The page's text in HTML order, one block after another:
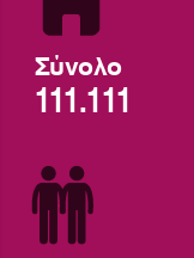
Σύνολο
111.111